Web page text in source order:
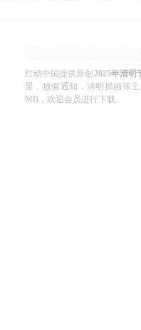
红动中国提供原创 2025年清明
景，放假通知，清明插画等
MB，欢迎会员进行下载。